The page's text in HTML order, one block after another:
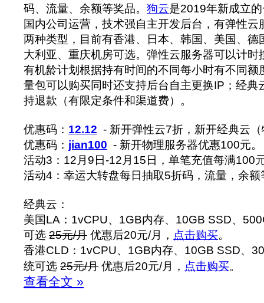
码、流量、余额等奖品。 狗云是2019年新成立
国内公司运营，技术强自主开发后台，有弹性云
两种类型，目前有香港、日本、韩国、美国、德
大利亚、重庆机房可选。弹性云服务器可以计时
有机龄计划根据持有时间的不同每小时有不同额
量包可以购买同时还支持后台自主更换IP；经典
持退款（有限定条件和渠道费）。
优惠码： 12.12 - 新开弹性云7折，新开经典云
优惠码： jian100 - 新开物理服务器优惠100元。
活动3：12月9日-12月15日，单笔充值每满100
活动4：幸运大转盘每日抽取5折码，流量，余额
经典云：
美国LA：1vCPU、1GB内存、10GB SSD、
可选 25元/月 优惠后20元/月， 点击购买。
香港CLD：1vCPU、1GB内存、10GB SSD、
统可选 25元/月 优惠后20元/月， 点击购买。
查看全文 »